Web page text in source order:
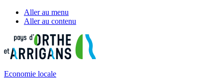
Aller au menu
Aller au contenu
Economie locale